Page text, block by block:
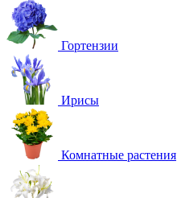
Гортензии
Ирисы
Комнатные растения